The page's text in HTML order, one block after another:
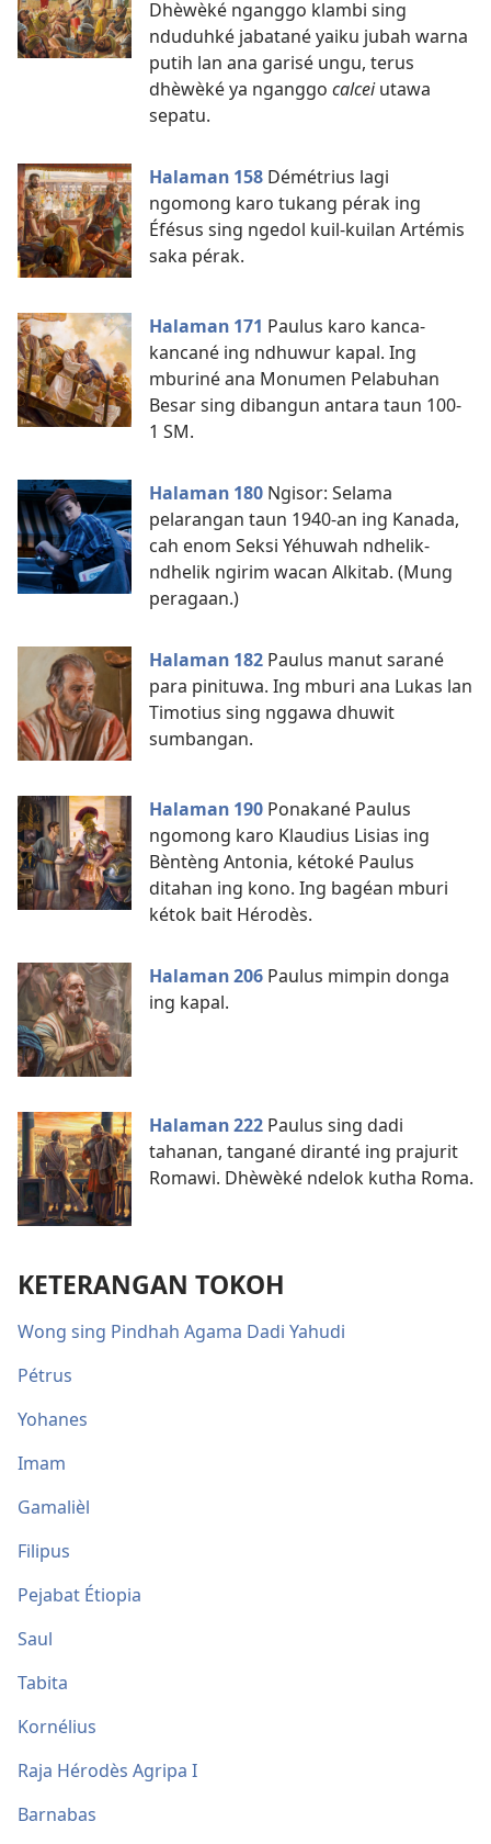
Dhèwèké nganggo klambi sing
nduduhké jabatané yaiku jubah warna
putih lan ana garisé ungu, terus
dhèwèké ya nganggo calceiutawa
sepatu.
Halaman 158 Démétrius lagi
ngomong karo tukang pérak ing
Éfésus sing ngedol kuil-kuilan Artémis
saka pérak.
Halaman 171 Paulus karo kanca-
kancané ing ndhuwur kapal. Ing
mburiné ana Monumen Pelabuhan
Besar sing dibangun antara taun 100-
1 SM.
Halaman 180 Ngisor: Selama
pelarangan taun 1940-an ing Kanada,
cah enom Seksi Yéhuwah ndhelik-
ndhelik ngirim wacan Alkitab. (Mung
peragaan.)
Halaman 182 Paulus manut sarané
para pinituwa. Ing mburi ana Lukas lan
Timotius sing nggawa dhuwit
sumbangan.
Halaman 190 Ponakané Paulus
ngomong karo Klaudius Lisias ing
Bèntèng Antonia, kétoké Paulus
ditahan ing kono. Ing bagéan mburi
kétok bait Hérodès.
Halaman 206 Paulus mimpin donga
ing kapal.
Halaman 222 Paulus sing dadi
tahanan, tangané diranté ing prajurit
Romawi. Dhèwèké ndelok kutha Roma.
KETERANGAN TOKOH
Wong sing Pindhah Agama Dadi Yahudi
Pétrus
Yohanes
Imam
Gamalièl
Filipus
Pejabat Étiopia
Saul
Tabita
Kornélius
Raja Hérodès Agripa I
Barnabas